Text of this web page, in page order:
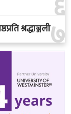
६
७
श्रद्धाञ्जली